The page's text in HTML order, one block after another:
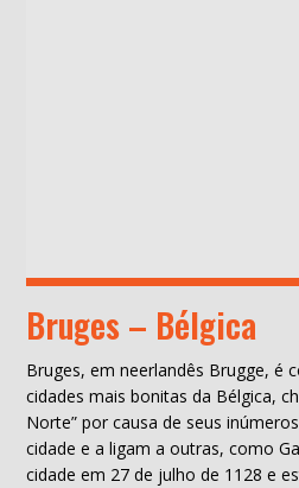
Bruges – Bélgica
Bruges, em neerlandês Brugge, é
cidades mais bonitas da Bélgica,
Norte” por causa de seus
cidade e a ligam a outras, como
cidade em 27 de julho de 1128 e